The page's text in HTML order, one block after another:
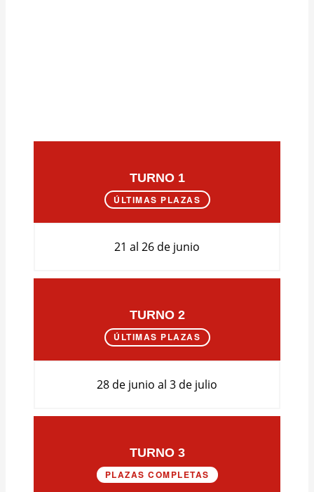
TURNO 1
ÚLTIMAS PLAZAS
21 al 26 de junio
TURNO 2
ÚLTIMAS PLAZAS
28 de junio al 3 de julio
TURNO 3
PLAZAS COMPLETAS